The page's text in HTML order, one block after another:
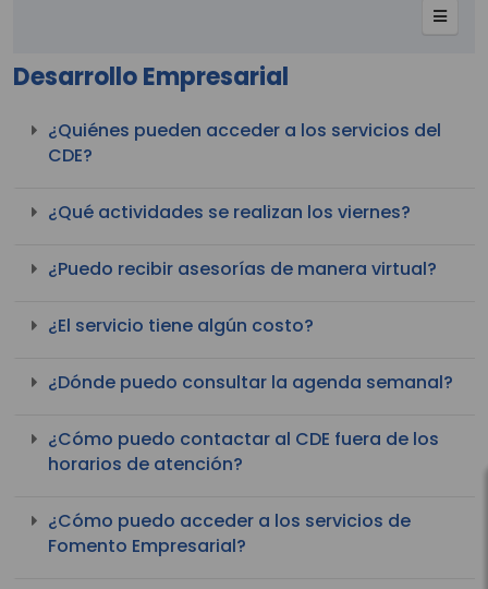
Desarrollo Empresarial
¿Quiénes pueden acceder a los servicios del
CDE?
¿Qué actividades se realizan los viernes?
¿Puedo recibir asesorías de manera virtual?
¿El servicio tiene algún costo?
¿Dónde puedo consultar la agenda semanal?
¿Cómo puedo contactar al CDE fuera de los
horarios de atención?
¿Cómo puedo acceder a los servicios de
Fomento Empresarial?